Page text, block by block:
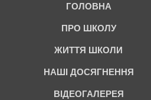
ГОЛОВНА
ПРО ШКОЛУ
ЖИТТЯ ШКОЛИ
НАШІ ДОСЯГНЕННЯ
ВІДЕОГАЛЕРЕЯ